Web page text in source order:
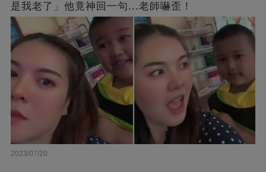
是我老了」他竟神回一句...老師嚇歪！
2023/07/20